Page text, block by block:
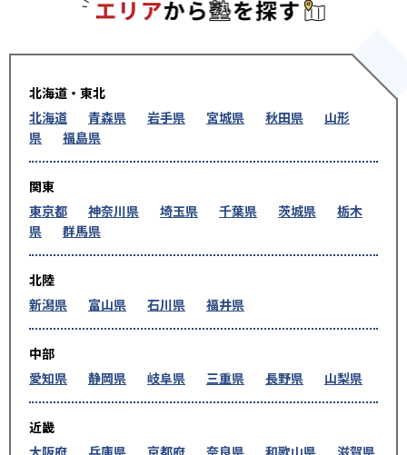
北海道・東北
北海道
青森県 岩手県 宮城県 秋田県
山形
県
福島県
関東
東京都
神奈川県 埼玉県 千葉県 茨城県
栃木
県
群馬県
北陸
新潟県
富山県 石川県 福井県
中部
愛知県
静岡県 岐阜県 三重県 長野県 山梨県
近畿
大阪府
兵庫県 京都府 奈良県 和歌山県 滋賀県